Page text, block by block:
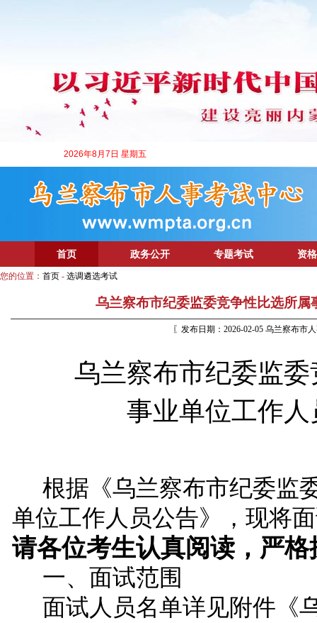
2026年8月7日 星期五
首页 政务公开 专题考试 资
您的位置： 首页 - 选调遴选考试
乌兰察布市纪委监委竞争性比选所属
〖发布日期：2026-02-05 乌兰察布市
乌兰察布市纪委监
事业单位工作
根据《乌兰察布市纪委监
单位工作人员公告》 ，现将
请各位考生认真阅读，严
一、面试范围
面试人员名单详见附件《